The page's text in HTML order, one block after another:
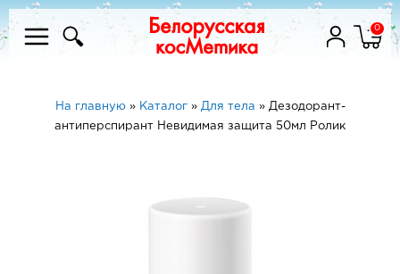
0
На главную» Каталог» Для тела » Дезодорант-
антиперспирант Невидимая защита 50мл Ролик